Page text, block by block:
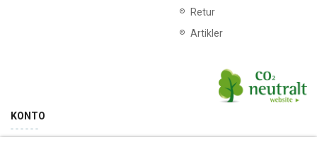
Retur
Artikler
KONTO